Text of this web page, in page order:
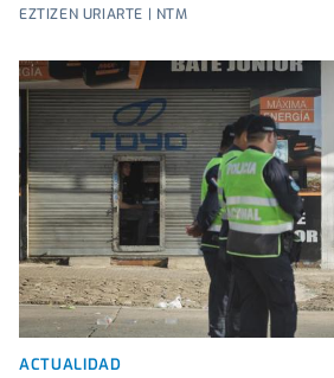
EZTIZEN URIARTE | NTM
ACTUALIDAD